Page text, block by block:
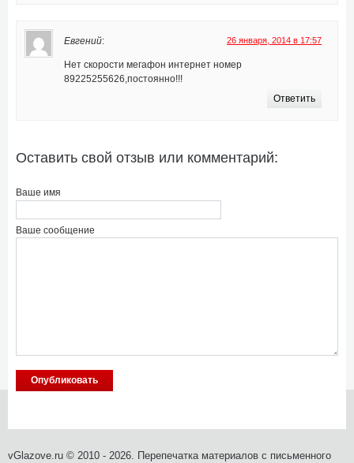
Евгений: 26 января, 2014 в 17:57
Нет скорости мегафон интернет номер
89225255626,постоянно!!!
Ответить
Оставить свой отзыв или комментарий:
Ваше имя
Ваше сообщение
vGlazove.ru © 2010 - 2026. Перепечатка материалов с письменного